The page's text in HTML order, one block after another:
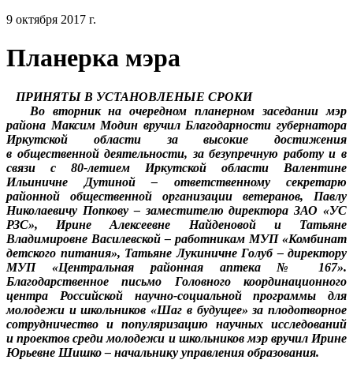
9 октября 2017 г.
Планерка мэра
ПРИНЯТЫ В УСТАНОВЛЕНЫЕ СРОКИ
Во вторник на очередном планерном заседании мэр
района Максим Модин вручил Благодарности губернатора
Иркутской области за высокие достижения
в общественной деятельности, за безупречную работу и в
связи с 80-летием Иркутской области Валентине
Ильиничне Дутиной – ответственному секретарю
районной общественной организации ветеранов, Павлу
Николаевичу Попкову – заместителю директора ЗАО «УС
РЗС», Ирине Алексеевне Найденовой и Татьяне
Владимировне Василевской – работникам МУП «Комбинат
детского питания», Татьяне Лукиничне Голуб – директору
МУП «Центральная районная аптека № 167».
Благодарственное письмо Головного координационного
центра Российской научно-социальной программы для
молодежи и школьников «Шаг в будущее» за плодотворное
сотрудничество и популяризацию научных исследований
и проектов среди молодежи и школьников мэр вручил Ирине
Юрьевне Шишко – начальнику управления образования.